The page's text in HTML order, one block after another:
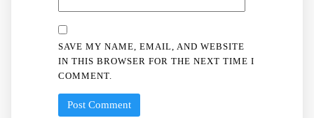
SAVE MY NAME, EMAIL, AND WEBSITE
IN THIS BROWSER FOR THE NEXT TIME I
COMMENT.